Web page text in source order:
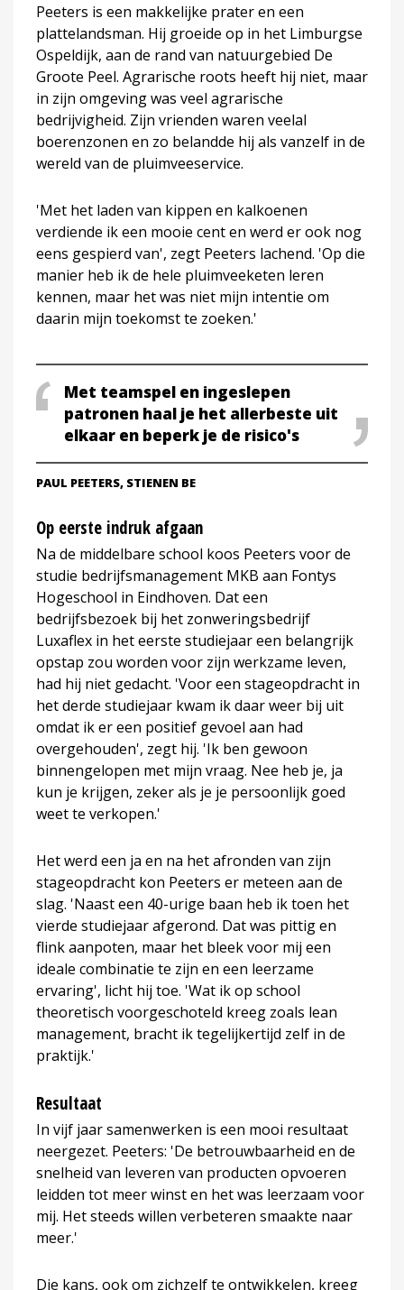
Peeters is een makkelijke prater en een
plattelandsman. Hij groeide op in het Limburgse
Ospeldijk, aan de rand van natuurgebied De
Groote Peel. Agrarische roots heeft hij niet, maar
in zijn omgeving was veel agrarische
bedrijvigheid. Zijn vrienden waren veelal
boerenzonen en zo belandde hij als vanzelf in de
wereld van de pluimveeservice.
'Met het laden van kippen en kalkoenen
verdiende ik een mooie cent en werd er ook nog
eens gespierd van', zegt Peeters lachend. 'Op die
manier heb ik de hele pluimveeketen leren
kennen, maar het was niet mijn intentie om
daarin mijn toekomst te zoeken.'
Met teamspel en ingeslepen
patronen haal je het allerbeste uit
elkaar en beperk je de risico's
PAUL PEETERS, STIENEN BE
Op eerste indruk afgaan
Na de middelbare school koos Peeters voor de
studie bedrijfsmanagement MKB aan Fontys
Hogeschool in Eindhoven. Dat een
bedrijfsbezoek bij het zonweringsbedrijf
Luxaflex in het eerste studiejaar een belangrijk
opstap zou worden voor zijn werkzame leven,
had hij niet gedacht. 'Voor een stageopdracht in
het derde studiejaar kwam ik daar weer bij uit
omdat ik er een positief gevoel aan had
overgehouden', zegt hij. 'Ik ben gewoon
binnengelopen met mijn vraag. Nee heb je, ja
kun je krijgen, zeker als je je persoonlijk goed
weet te verkopen.'
Het werd een ja en na het afronden van zijn
stageopdracht kon Peeters er meteen aan de
slag. 'Naast een 40-urige baan heb ik toen het
vierde studiejaar afgerond. Dat was pittig en
flink aanpoten, maar het bleek voor mij een
ideale combinatie te zijn en een leerzame
ervaring', licht hij toe. 'Wat ik op school
theoretisch voorgeschoteld kreeg zoals lean
management, bracht ik tegelijkertijd zelf in de
praktijk.'
Resultaat
In vijf jaar samenwerken is een mooi resultaat
neergezet. Peeters: 'De betrouwbaarheid en de
snelheid van leveren van producten opvoeren
leidden tot meer winst en het was leerzaam voor
mij. Het steeds willen verbeteren smaakte naar
meer.'
Die kans, ook om zichzelf te ontwikkelen, kreeg